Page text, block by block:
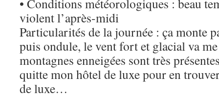
• Conditions météorologiques : beau
violent l’après-midi
Particularités de la journée : ça monte
puis ondule, le vent fort et glacial va
montagnes enneigées sont très
quitte mon hôtel de luxe pour en
de luxe…